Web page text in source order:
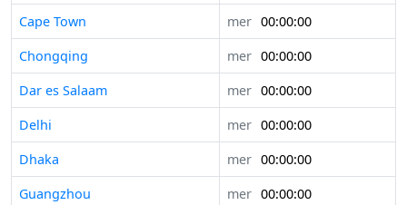
Cape Town
mer 00:00:00
Chongqing
mer 00:00:00
Dar es Salaam
mer 00:00:00
Delhi
mer 00:00:00
Dhaka
mer 00:00:00
Guangzhou
mer 00:00:00